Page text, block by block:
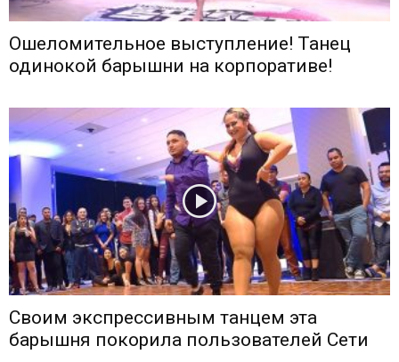
Ошеломительное выступление! Танец
одинокой барышни на корпоративе!
Своим экспрессивным танцем эта
барышня покорила пользователей Сети